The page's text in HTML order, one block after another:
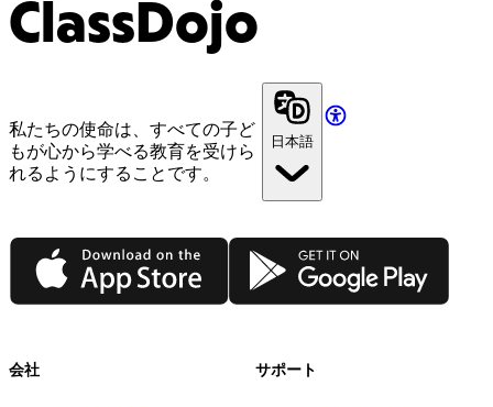
ClassDojo
私たちの使命は、すべての子ど
もが心から学べる教育を受けら
れるようにすることです。
日本語
App Store Google Play
会社 サポート